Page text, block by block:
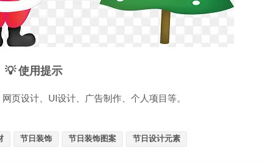
💡 使用提示
页设计、UI设计、广告制作、个人项目等。
节日装饰 节日装饰图案 节日设计元素